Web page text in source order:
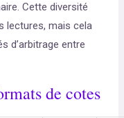
Cette diversité
lectures, mais cela
d’arbitrage entre
de cotes